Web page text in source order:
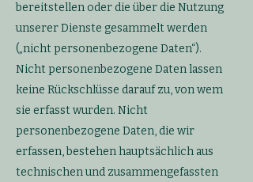
bereitstellen oder die über die Nutzung
unserer Dienste gesammelt werden
(„nicht personenbezogene Daten“).
Nicht personenbezogene Daten lassen
keine Rückschlüsse darauf zu, von wem
sie erfasst wurden. Nicht
personenbezogene Daten, die wir
erfassen, bestehen hauptsächlich aus
technischen und zusammengefassten